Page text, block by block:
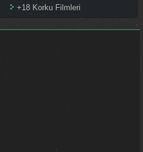
+18 Korku Filmleri